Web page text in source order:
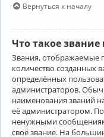
Вернуться к началу
Что такое
Звания,
количество созданных
определённых
администраторов.
наименования званий
её администратором.
ненужными
своё звание. На